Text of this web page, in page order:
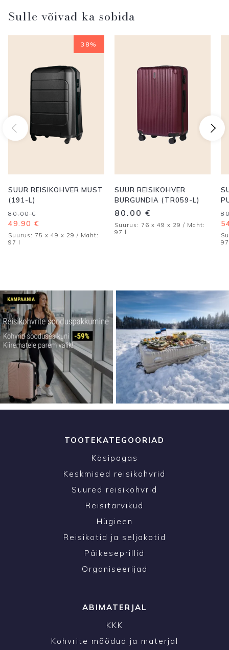
Sulle võivad ka sobida
38%
SUUR REISIKOHVER MUST
(191-L)
80.00€
Algne
hind
oli:
80.00 €.
49.90 €
Praegune
hind
on:
49.90 €.
Suurus: 75 x 49 x 29 / Maht:
97 l
SUUR REISIKOHVER
BURGUNDIA (TR059-L)
80.00 €
Suurus: 76 x 49 x 29 / Maht:
97 l
TOOTEKATEGOORIAD
Käsipagas
Keskmised reisikohvrid
Suured reisikohvrid
Reisitarvikud
Hügieen
Reisikotid ja seljakotid
Päikeseprillid
Organiseerijad
ABIMATERJAL
KKK
Kohvrite mõõdud ja materjal